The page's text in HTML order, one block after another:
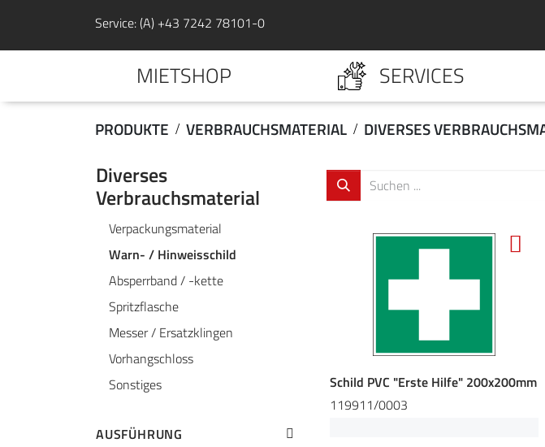
Service: (A) +43 7242 78101-0
MIETSHOP SERVICES
PRODUKTE VERBRAUCHSMATERIAL DIVERSES
Diverses
Verbrauchsmaterial
Verpackungsmaterial
Warn- / Hinweisschild
Absperrband / -kette
Spritzflasche
Messer / Ersatzklingen
Vorhangschloss
Sonstiges
AUSFÜHRUNG
Schild PVC "Erste Hilfe" 200x200mm
119911/0003